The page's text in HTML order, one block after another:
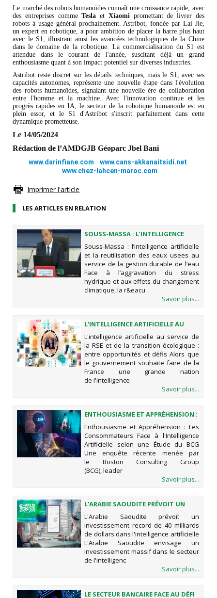
Le marché des robots humanoïdes connaît une croissance rapide, avec
des entreprises commeTesla et Xiaomipromettant de livrer des
robots à usage général prochainement. Astribot, fondée par Lai Jie,
un expert en robotique, a pour ambition de placer la barre plus haut
avec le S1, illustrant ainsi les avancées technologiques de la Chine
dans le domaine de la robotique. La commercialisation du S1 est
attendue dans le courant de l'année, suscitant déjà un grand
enthousiasme quant à son impact potentiel sur diverses industries.
Astribot reste discret sur les détails techniques, mais le S1, avec ses
capacités autonomes, représente une nouvelle étape dans l'évolution
des robots humanoïdes, signalant une nouvelle ère de collaboration
entre l'homme et la machine. Avec l'innovation continue et les
progrès rapides en IA, le secteur de la robotique humanoïde est en
plein essor, et le S1 d'Astribot s'inscrit parfaitement dans cette
dynamique prometteuse.
Le 14/05/2024
Rédaction de l’AMDGJB Géoparc Jbel Bani
www.darinfiane.com
www.cans-akkanaitsidi.net
www.chez-lahcen-maroc.com
Imprimer l'article
LES ARTICLES EN RELATION
SOUSS-MASSA : L’INTELLIGENCE
ARTIFICIELLE ET LA REUTILISATION
DES EAUX USEES AU SERVICE DE LA
GESTION DURABLE DE L’EAU
Souss-Massa : l’intelligence artificielle
et la reutilisation des eaux usees au
service de la gestion durable de l’eau
Face à l’aggravation du stress
hydrique et aux effets du changement
climatique, la r&eacu
Savoir plus...
L'INTELLIGENCE ARTIFICIELLE AU
SERVICE DE LA RSE ET DE LA
TRANSITION ÉCOLOGIQUE : ENTRE
OPPORTUNITÉS ET DÉFIS
L'intelligence artificielle au service de
la RSE et de la transition écologique :
entre opportunités et défis Alors que
le gouvernement souhaite faire de la
France une grande nation
de l'intelligence
Savoir plus...
ENTHOUSIASME ET APPRÉHENSION :
LES CONSOMMATEURS FACE À
L'INTELLIGENCE ARTIFICIELLE SELON
UNE ÉTUDE DU BCG
Enthousiasme et Appréhension : Les
Consommateurs Face à l'Intelligence
Artificielle selon une Étude du BCG
Une enquête récente menée par
le Boston Consulting Group
(BCG), leader
Savoir plus...
L'ARABIE SAOUDITE PRÉVOIT UN
INVESTISSEMENT RECORD DE 40
MILLIARDS DE DOLLARS DANS
L'INTELLIGENCE ARTIFICIELLE
L'Arabie Saoudite prévoit un
investissement record de 40 milliards
de dollars dans l'intelligence artificielle
L'Arabie Saoudite envisage un
investissement massif dans le secteur
de l'intelligenc
Savoir plus...
LE SECTEUR BANCAIRE FACE AU DÉFI